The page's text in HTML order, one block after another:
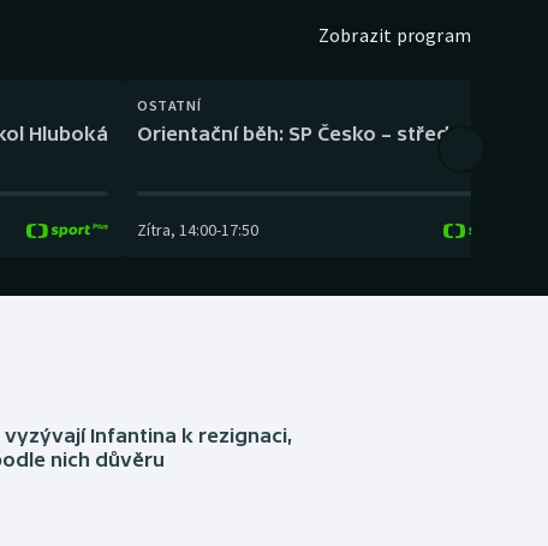
Zobrazit program
Hluboká
OSTATNÍ
Orientační běh: SP Česko – střední trať
Zítra, 14:00-17:50
vyzývají Infantina k rezignaci,
nich důvěru